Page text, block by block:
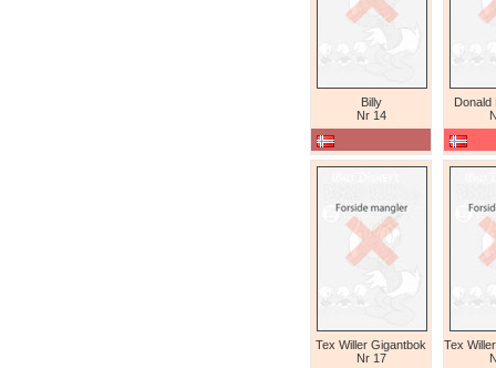
Billy
Nr 14
Donald
Tex Willer Gigantbok
Nr 17